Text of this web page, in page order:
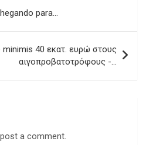
para…
40 εκατ. ευρώ στους
αιγοπροβατοτρόφους -…
a comment.